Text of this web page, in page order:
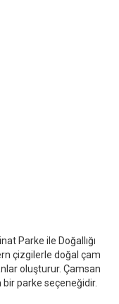
Parke ile Doğallığı
çizgilerle doğal çam
oluşturur. Çamsan
parke seçeneğidir.